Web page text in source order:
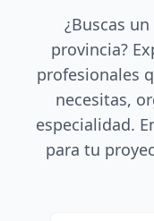
¿Buscas
provincia?
profesionales
necesitas,
especialidad.
para tu